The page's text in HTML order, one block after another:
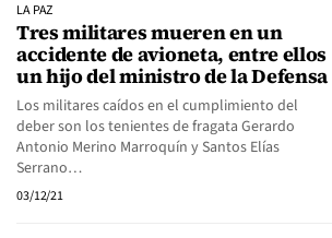
LA PAZ
Tres militares mueren en un
accidente de avioneta, entre ellos
un hijo del ministro de la Defensa
Los militares caídos en el cumplimiento del
deber son los tenientes de fragata Gerardo
Antonio Merino Marroquín y Santos Elías
Serrano…
03/12/21